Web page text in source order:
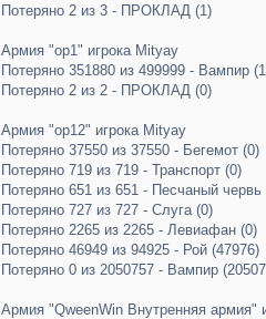
Потеряно 2 из 3 - ПРОКЛАД (1)
Армия "op1" игрока Mityay
Потеряно 351880 из 499999 - Вампир
Потеряно 2 из 2 - ПРОКЛАД (0)
Армия "op12" игрока Mityay
Потеряно 37550 из 37550 - Бегемот (0)
Потеряно 719 из 719 - Транспорт (0)
Потеряно 651 из 651 - Песчаный червь
Потеряно 727 из 727 - Слуга (0)
Потеряно 2265 из 2265 - Левиафан (0)
Потеряно 46949 из 94925 - Рой (47976)
Потеряно 0 из 2050757 - Вампир
Армия "QweenWin Внутренняя армия"